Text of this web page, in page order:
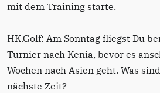
mit dem Training starte.
HK.Golf: Am Sonntag fliegst Du
Turnier nach Kenia, bevor es
Wochen nach Asien geht. Was
nächste Zeit?